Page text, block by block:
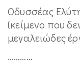
Οδυσσέας
(κείμενο που
μεγαλειώδες
…………